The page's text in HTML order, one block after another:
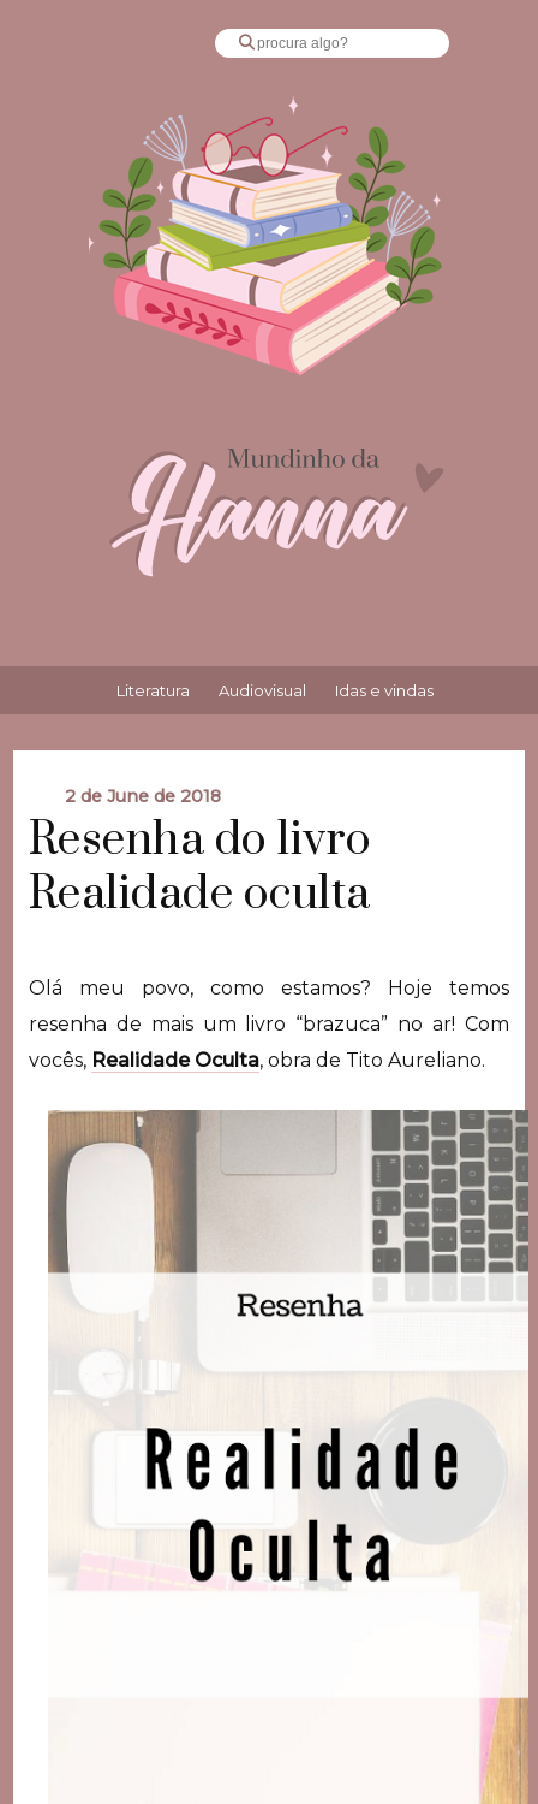
Literatura Audiovisual Idas e vindas
2 de June de 2018
Resenha do livro
Realidade oculta
Olá meu povo, como estamos? Hoje temos
resenha de mais um livro “brazuca” no ar! Com
vocês, Realidade Oculta, obra de Tito Aureliano.